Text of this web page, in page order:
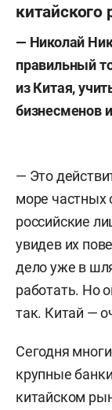
китайского
— Николай
правильный
из Китая,
бизнесменов
— Это
море частных
российские
увидев их
дело уже в
работать. Но
так. Китай —
Сегодня
крупные
китайском